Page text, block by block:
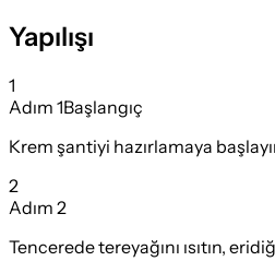
Yapılışı
1
Adım 1Başlangıç
Krem şantiyi hazırlamaya
2
Adım 2
Tencerede tereyağını ısıtın,